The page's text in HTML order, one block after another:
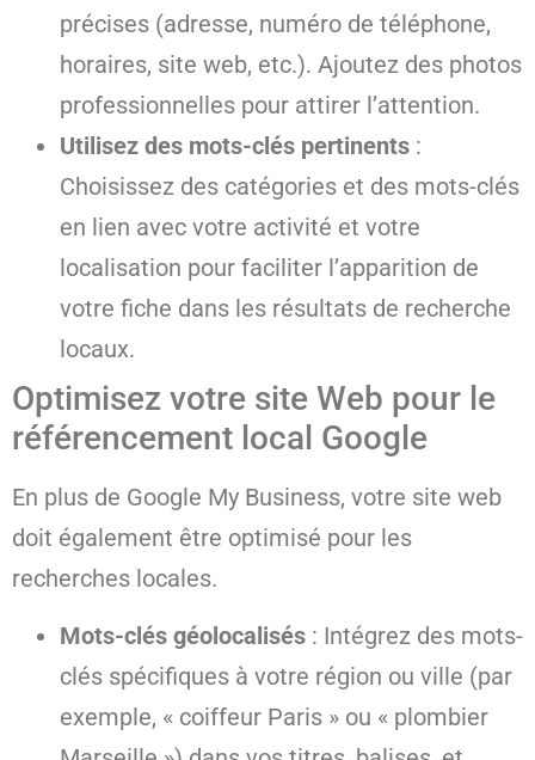
précises (adresse, numéro de téléphone,
horaires, site web, etc.). Ajoutez des photos
professionnelles pour attirer l’attention.
Utilisez des mots-clés pertinents :
Choisissez des catégories et des mots-clés
en lien avec votre activité et votre
localisation pour faciliter l’apparition de
votre fiche dans les résultats de recherche
locaux.
Optimisez votre site Web pour le
référencement local Google
En plus de Google My Business, votre site web
doit également être optimisé pour les
recherches locales.
Mots-clés géolocalisés : Intégrez des mots-
clés spécifiques à votre région ou ville (par
exemple, « coiffeur Paris » ou « plombier